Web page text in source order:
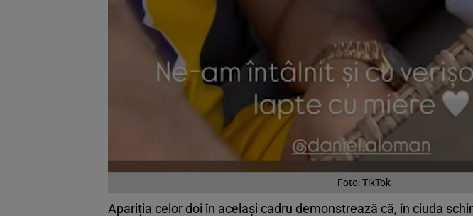
Foto: TikTok
Apariția celor doi în același cadru demonstrează că, în ciuda